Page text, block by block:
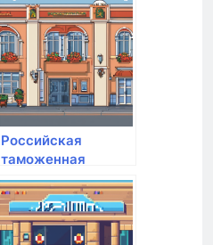
Российская
таможенная
академия им. В.Б.
Бобкова